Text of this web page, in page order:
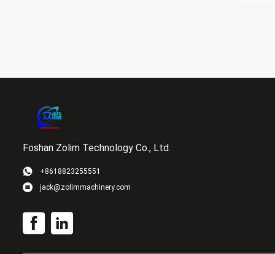
Foshan Zolim Technology Co., Ltd.
+8618823255551
jack@zolimmachinery.com